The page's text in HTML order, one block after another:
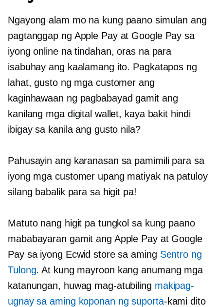
Ngayong alam mo na kung paano simulan ang
pagtanggap ng Apple Pay at Google Pay sa
iyong online na tindahan, oras na para
isabuhay ang kaalamang ito. Pagkatapos ng
lahat, gusto ng mga customer ang
kaginhawaan ng pagbabayad gamit ang
kanilang mga digital wallet, kaya bakit hindi
ibigay sa kanila ang gusto nila?
Pahusayin ang karanasan sa pamimili para sa
iyong mga customer upang matiyak na patuloy
silang babalik para sa higit pa!
Matuto nang higit pa tungkol sa kung paano
mababayaran gamit ang Apple Pay at Google
Pay sa iyong Ecwid store sa aming Sentro ng
Tulong. At kung mayroon kang anumang mga
katanungan, huwag mag-atubiling makipag-
ugnay sa aming koponan ng suporta-kami dito